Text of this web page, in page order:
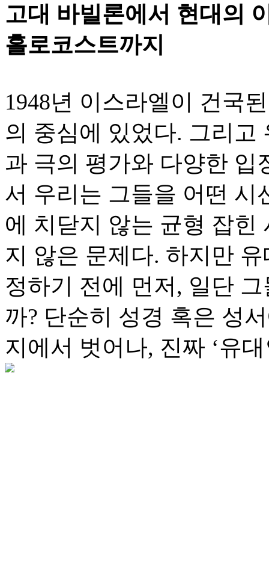
고대 바빌론에서 현대의
홀로코스트까지
1948년 이스라엘이 건국
의 중심에 있었다. 그리고
과 극의 평가와 다양한 입
서 우리는 그들을 어떤 시
에 치닫지 않는 균형 잡힌
지 않은 문제다. 하지만
정하기 전에 먼저, 일단
까? 단순히 성경 혹은 성
지에서 벗어나, 진짜 ‘유